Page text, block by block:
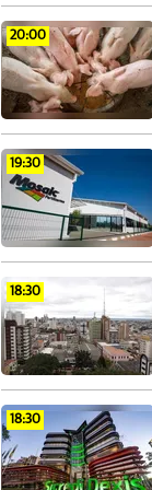
20:00
19:30
18:30
18:30